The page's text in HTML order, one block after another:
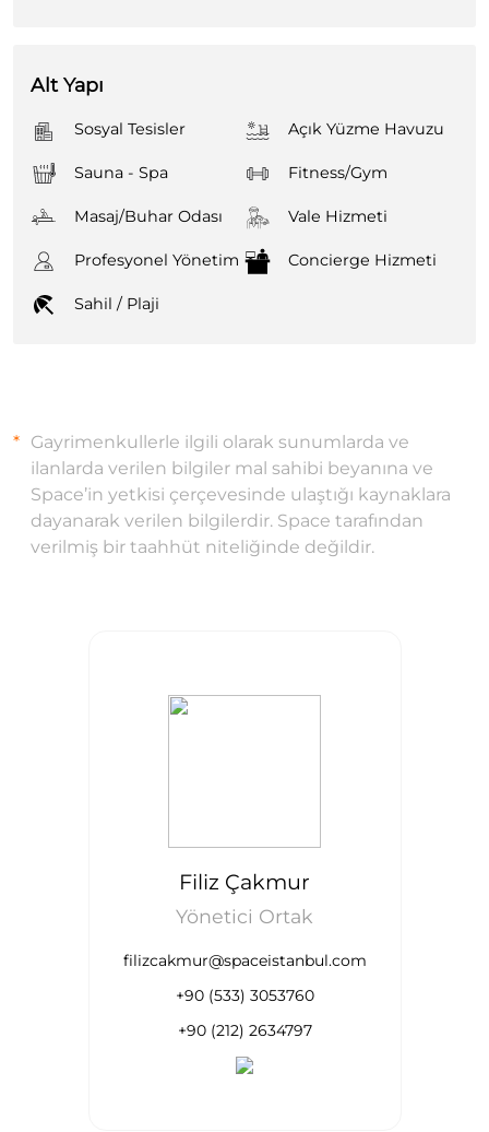
Alt Yapı
Sosyal Tesisler Açık Yüzme Havuzu
Sauna - Spa Fitness/Gym
Masaj/Buhar Odası Vale Hizmeti
Profesyonel Yönetim Concierge Hizmeti
Sahil / Plaji
Gayrimenkullerle ilgili olarak sunumlarda ve
ilanlarda verilen bilgiler mal sahibi beyanına ve
Space’in yetkisi çerçevesinde ulaştığı kaynaklara
dayanarak verilen bilgilerdir. Space tarafından
verilmiş bir taahhüt niteliğinde değildir.
Filiz Çakmur
Yönetici Ortak
filizcakmur@spaceistanbul.com
+90 (533) 3053760
+90 (212) 2634797